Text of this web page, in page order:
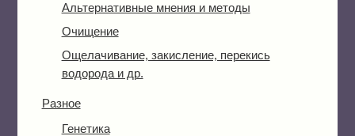
Альтернативные мнения и методы
Очищение
Ощелачивание, закисление, перекись
водорода и др.
Разное
Генетика